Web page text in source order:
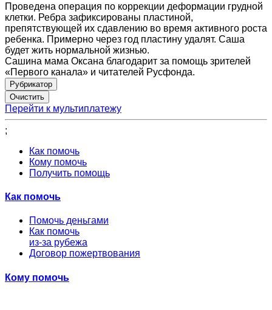
Проведена операция по коррекции деформации грудной
клетки. Ребра зафиксированы пластиной,
препятствующей их сдавлению во время активного роста
ребенка. Примерно через год пластину удалят. Саша
будет жить нормальной жизнью.
Сашина мама Оксана благодарит за помощь зрителей
«Первого канала» и читателей Русфонда.
Рубрикатор
Перейти к мультиплатежу
;
Как помочь
Кому помочь
Получить помощь
Как помочь
Помочь деньгами
Как помочь
из-за рубежа
Договор пожертвования
Кому помочь